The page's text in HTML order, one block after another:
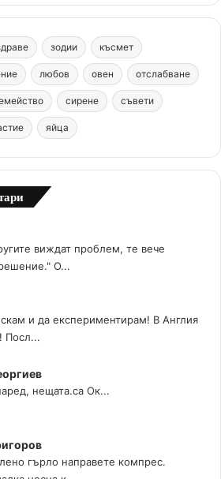
t
e
r
e
s
t
T
u
b
e
t
a
g
r
m
c
m
зодии късмет
любов овен отслабване
сирене съвети
яйца
виждат проблем, те вече
О...
и да експериментирам! В Англия
Посл...
нещата.са Ок...
гърло направете компрес.